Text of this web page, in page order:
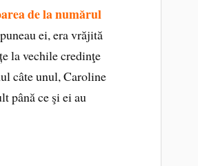
de la numărul
ei, era vrăjită
la vechile credinţe
câte unul, Caroline
până ce şi ei au